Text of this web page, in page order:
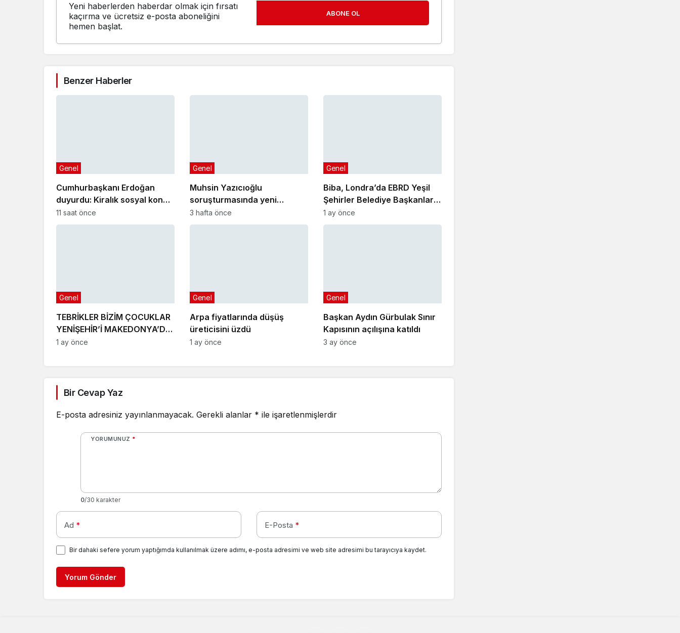
Yeni haberlerden haberdar olmak için fırsatı
kaçırma ve ücretsiz e-posta aboneliğini
hemen başlat.
ABONE OL
Benzer Haberler
Cumhurbaşkanı Erdoğan
duyurdu: Kiralık sosyal konut
projesi eylülde başlıyor
Genel
11 saat önce
Muhsin Yazıcıoğlu
soruşturmasında yeni
gelişme!
Genel
3 hafta önce
Biba, Londra’da EBRD Yeşil
Şehirler Belediye Başkanları
Toplantısı’na katıldı
Genel
1 ay önce
TEBRİKLER BİZİM ÇOCUKLAR
YENİŞEHİR’İ MAKEDONYA’DA
GURURLA TEMSİL ETTİLER
Genel
1 ay önce
Arpa fiyatlarında düşüş
üreticisini üzdü
Genel
1 ay önce
Başkan Aydın Gürbulak Sınır
Kapısının açılışına katıldı
Genel
3 ay önce
Bir Cevap Yaz
E-posta adresiniz yayınlanmayacak. Gerekli alanlar * ile işaretlenmişlerdir
YORUMUNUZ *
0/30 karakter
Ad * E-Posta *
Bir dahaki sefere yorum yaptığımda kullanılmak üzere adımı, e-posta adresimi ve web site adresimi bu tarayıcıya kaydet.
Yorum Gönder